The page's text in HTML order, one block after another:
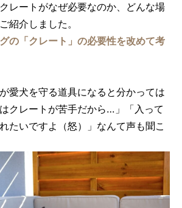
レートがなぜ必要なのか、どんな場
紹介しました。
の「クレート」の必要性を改めて考
愛犬を守る道具になると分かっては
クレートが苦手だから…」「入って
たいですよ（怒）」なんて声も聞こ